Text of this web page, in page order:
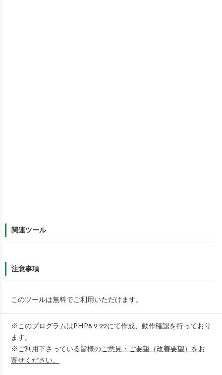
関連ツール
注意事項
このツールは無料でご利用いただけます。
※このプログラムはPHP8.2.22にて作成、動作確認を行っており
ます。
※ご利用下さっている皆様のご意見・ご要望（改善要望）をお
寄せください。